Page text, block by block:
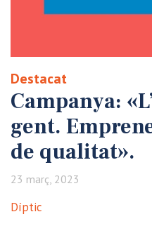
Bell-lloc
Destacat
Campanya:
gent.
de qualitat».
23 març, 2023
Díptic